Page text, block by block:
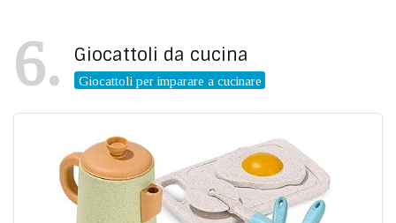
6 Giocattoli da cucina
Giocattoli per imparare a cucinare